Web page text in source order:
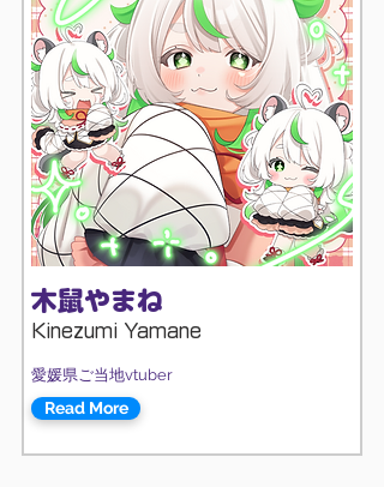
木鼠やまね
Kinezumi Yamane
愛媛県ご当地vtuber
Read More